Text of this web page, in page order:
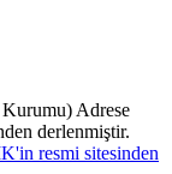
Adrese
derlenmiştir.
resmi sitesinden